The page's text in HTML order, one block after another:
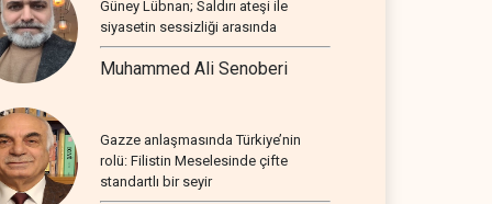
Güney Lübnan; Saldırı ateşi ile
siyasetin sessizliği arasında
Muhammed Ali Senoberi
Gazze anlaşmasında Türkiye’nin
rolü: Filistin Meselesinde çifte
standartlı bir seyir